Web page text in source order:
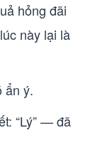
hỏng đãi
này lại là
ẩn ý.
“Lý” — đã